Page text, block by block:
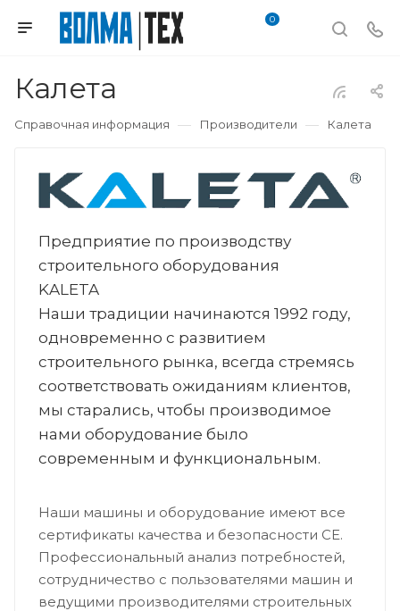
0
Калета
Справочная информация — Производители — Калета
Предприятие по производству
строительного оборудования
KALETA
Наши традиции начинаются 1992 году,
одновременно с развитием
строительного рынка, всегда стремясь
соответствовать ожиданиям клиентов,
мы старались, чтобы производимое
нами оборудование было
современным и функциональным.
Наши машины и оборудование имеют все
сертификаты качества и безопасности CE.
Профессиональный анализ потребностей,
сотрудничество с пользователями машин и
ведущими производителями строительных